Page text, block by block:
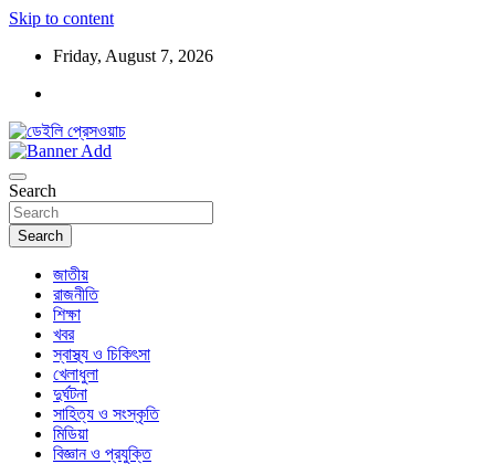
Skip to content
Friday, August 7, 2026
ডেইলি প্রেসওয়াচ
Search
Search
জাতীয়
রাজনীতি
শিক্ষা
খবর
স্বাস্থ্য ও চিকিৎসা
খেলাধুলা
দুর্ঘটনা
সাহিত্য ও সংস্কৃতি
মিডিয়া
বিজ্ঞান ও প্রযুক্তি